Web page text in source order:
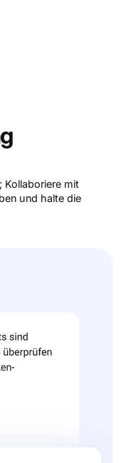
Kollaboriere mit
und halte die